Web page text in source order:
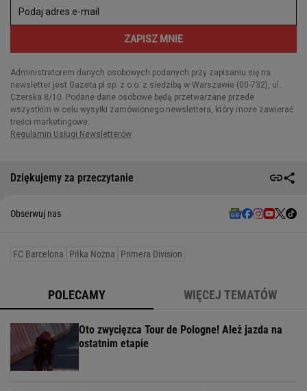
Dziękujemy za przeczytanie
Obserwuj nas
FC Barcelona Piłka Nożna Primera Division
POLECAMY WIĘCEJ TEMATÓW
Oto zwycięzca Tour de Pologne! Ależ jazda na
ostatnim etapie